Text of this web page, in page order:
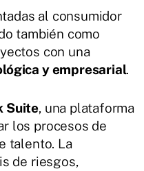
al consumidor
también como
con una
y empresarial.
Suite, una plataforma
los procesos de
talento. La
de riesgos,